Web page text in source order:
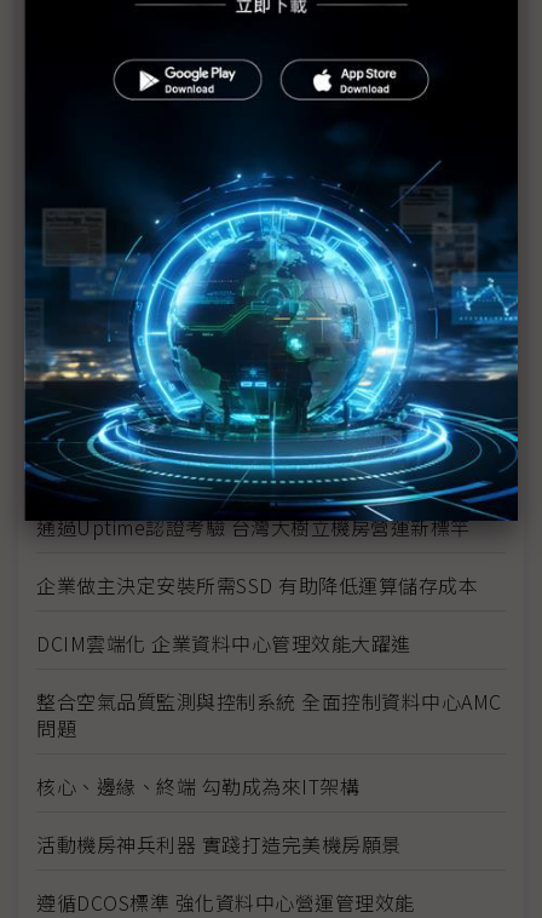
鍵祥以嚴謹規劃 克服AI基建及智能化佈線專案挑戰
訴諸IT-Pod框架方案 突破傳統通道封閉的盲點
援引模組化、鋰鐵電池、DCIM等技術建造最佳機房
國網中心縝密規劃 完美打造AI資料中心週邊基礎設施
保護資料中心安全 光明遠大推智能平台解決方案
善用智慧型PDU設備 解決空間、能源管理挑戰
推動雲網融合 打破資料傳輸瓶頸
打造多層式防護機制 全方位保護資料中心安全
通過Uptime認證考驗 台灣大樹立機房營運新標竿
企業做主決定安裝所需SSD 有助降低運算儲存成本
DCIM雲端化 企業資料中心管理效能大躍進
整合空氣品質監測與控制系統 全面控制資料中心AMC
問題
核心、邊緣、終端 勾勒成為來IT架構
活動機房神兵利器 實踐打造完美機房願景
遵循DCOS標準 強化資料中心營運管理效能